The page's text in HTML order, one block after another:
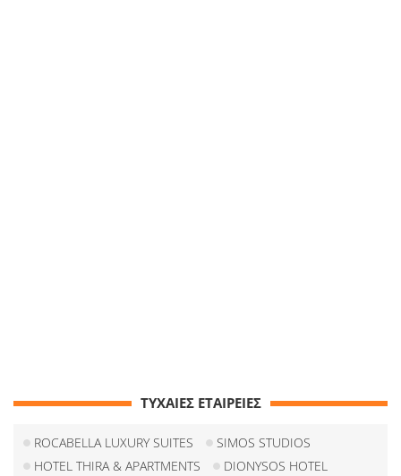
ΤΥΧΑΙΕΣ ΕΤΑΙΡΕΙΕΣ
ROCABELLA LUXURY SUITES
SIMOS STUDIOS
HOTEL THIRA & APARTMENTS
DIONYSOS HOTEL